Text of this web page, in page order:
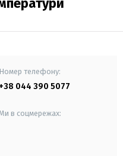
Номер телефону:
+38 044 390 5077
в соцмережах: